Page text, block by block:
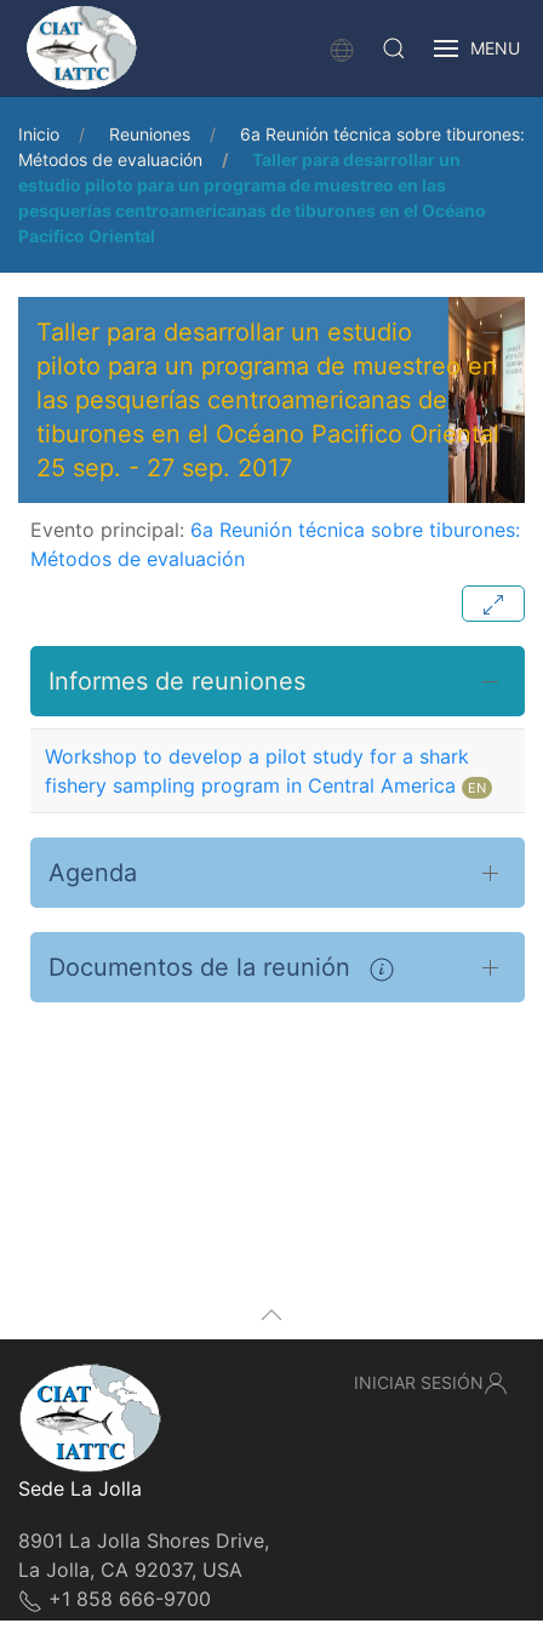
MENU
Inicio Reuniones
6a Reunión técnica sobre tiburones:
Métodos de evaluación
Taller para desarrollar un
estudio piloto para un programa de muestreo en las
pesquerías centroamericanas de tiburones en el Océano
Pacifico Oriental
Taller para desarrollar un estudio
piloto para un programa de muestreo en
las pesquerías centroamericanas de
tiburones en el Océano Pacifico Oriental
25 sep. - 27 sep. 2017
Evento principal: 6a Reunión técnica sobre tiburones:
Métodos de evaluación
Informes de reuniones
Workshop to develop a pilot study for a shark
fishery sampling program in Central America
EN
Agenda
Documentos de la reunión
Sede La Jolla
8901 La Jolla Shores Drive,
La Jolla, CA 92037, USA
+1 858 666-9700
INICIAR SESIÓN